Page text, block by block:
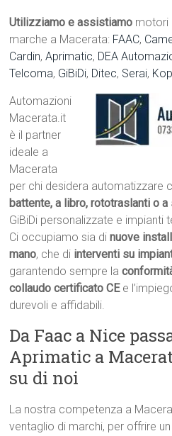
Utilizziamo e assistiamo motori
marche a Macerata: FAAC,
Cardin,Aprimatic, DEA
Telcoma, GiBiDi, Ditec, Serai,
Automazioni
Macerata.it
è il partner
ideale a
Macerata
per chi desidera automatizzare
battente, a libro, rototraslanti o
GiBiDi personalizzate e
Ci occupiamo sia dinuove
mano, che di interventi su
garantendo sempre la
collaudo certificato CEe
durevoli e affidabili.
Da Faac a Nice
Aprimatic a
su di noi
La nostra competenza a
ventaglio di marchi, per offrire